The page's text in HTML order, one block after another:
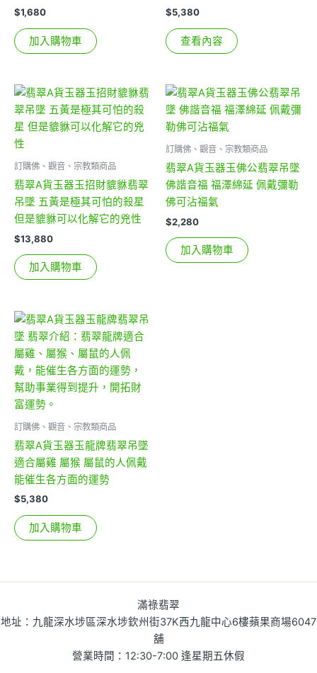
$1,680
加入購物車
$5,380
查看內容
訂購佛、觀音、宗教類商品
翡翠A貨玉器玉招財貔貅翡翠
吊墜 五黃是極其可怕的殺星
但是貔貅可以化解它的兇性
$13,880
加入購物車
訂購佛、觀音、宗教類商品
翡翠A貨玉器玉佛公翡翠吊墜
佛諧音福 福澤綿延 佩戴彌勒
佛可沾福氣
$2,280
加入購物車
訂購佛、觀音、宗教類商品
翡翠A貨玉器玉龍牌翡翠吊墜
適合屬雞 屬猴 屬鼠的人佩戴
能催生各方面的運勢
$5,380
加入購物車
滿祿翡翠
地址：九龍深水埗區深水埗欽州街37K西九龍中心6樓蘋果商場6047
舖
營業時間：12:30-7:00 逢星期五休假